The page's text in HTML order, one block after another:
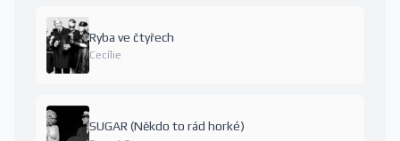
Ryba ve čtyřech
Cecílie
SUGAR (Někdo to rád horké)